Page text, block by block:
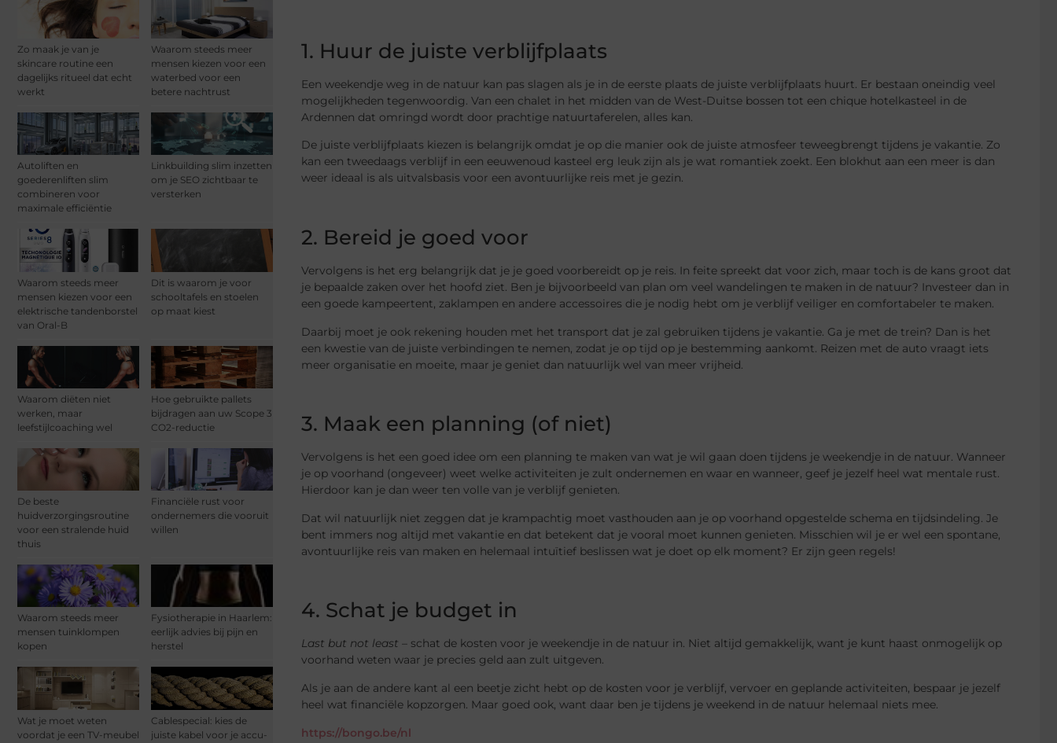
Zo maak je van je
skincare routine een
dagelijks ritueel dat echt
werkt
Waarom steeds meer
mensen kiezen voor een
waterbed voor een
betere nachtrust
Autoliften en
goederenliften slim
combineren voor
maximale efficiëntie
Linkbuilding slim inzetten
om je SEO zichtbaar te
versterken
Waarom steeds meer
mensen kiezen voor een
elektrische tandenborstel
van Oral-B
Dit is waarom je voor
schooltafels en stoelen
op maat kiest
Waarom diëten niet
werken, maar
leefstijlcoaching wel
Hoe gebruikte pallets
bijdragen aan uw Scope 3
CO2-reductie
De beste
huidverzorgingsroutine
voor een stralende huid
thuis
Financiële rust voor
ondernemers die vooruit
willen
Waarom steeds meer
mensen tuinklompen
kopen
Fysiotherapie in Haarlem:
eerlijk advies bij pijn en
herstel
Wat je moet weten
voordat je een TV-meubel
Cablespecial: kies de
juiste kabel voor je accu-
1. Huur de juiste verblijfplaats
Een weekendje weg in de natuur kan pas slagen als je in de eerste plaats de juiste verblijfplaats huurt. Er bestaan oneindig veel
mogelijkheden tegenwoordig. Van een chalet in het midden van de West-Duitse bossen tot een chique hotelkasteel in de
Ardennen dat omringd wordt door prachtige natuurtaferelen, alles kan.
De juiste verblijfplaats kiezen is belangrijk omdat je op die manier ook de juiste atmosfeer teweegbrengt tijdens je vakantie. Zo
kan een tweedaags verblijf in een eeuwenoud kasteel erg leuk zijn als je wat romantiek zoekt. Een blokhut aan een meer is dan
weer ideaal is als uitvalsbasis voor een avontuurlijke reis met je gezin.
2. Bereid je goed voor
Vervolgens is het erg belangrijk dat je je goed voorbereidt op je reis. In feite spreekt dat voor zich, maar toch is de kans groot dat
je bepaalde zaken over het hoofd ziet. Ben je bijvoorbeeld van plan om veel wandelingen te maken in de natuur? Investeer dan in
een goede kampeertent, zaklampen en andere accessoires die je nodig hebt om je verblijf veiliger en comfortabeler te maken.
Daarbij moet je ook rekening houden met het transport dat je zal gebruiken tijdens je vakantie. Ga je met de trein? Dan is het
een kwestie van de juiste verbindingen te nemen, zodat je op tijd op je bestemming aankomt. Reizen met de auto vraagt iets
meer organisatie en moeite, maar je geniet dan natuurlijk wel van meer vrijheid.
3. Maak een planning (of niet)
Vervolgens is het een goed idee om een planning te maken van wat je wil gaan doen tijdens je weekendje in de natuur. Wanneer
je op voorhand (ongeveer) weet welke activiteiten je zult ondernemen en waar en wanneer, geef je jezelf heel wat mentale rust.
Hierdoor kan je dan weer ten volle van je verblijf genieten.
Dat wil natuurlijk niet zeggen dat je krampachtig moet vasthouden aan je op voorhand opgestelde schema en tijdsindeling. Je
bent immers nog altijd met vakantie en dat betekent dat je vooral moet kunnen genieten. Misschien wil je er wel een spontane,
avontuurlijke reis van maken en helemaal intuïtief beslissen wat je doet op elk moment? Er zijn geen regels!
4. Schat je budget in
Last but not least – schat de kosten voor je weekendje in de natuur in. Niet altijd gemakkelijk, want je kunt haast onmogelijk op
voorhand weten waar je precies geld aan zult uitgeven.
Als je aan de andere kant al een beetje zicht hebt op de kosten voor je verblijf, vervoer en geplande activiteiten, bespaar je jezelf
heel wat financiële kopzorgen. Maar goed ook, want daar ben je tijdens je weekend in de natuur helemaal niets mee.
https://bongo.be/nl